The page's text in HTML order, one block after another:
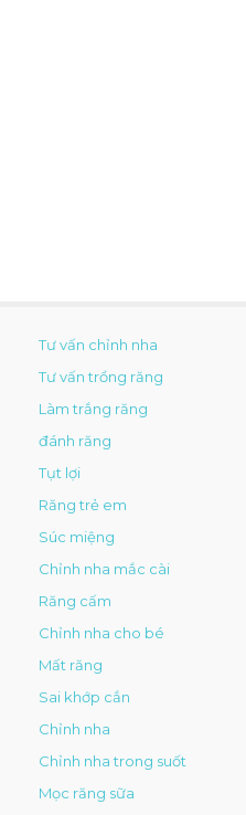
Tư vấn chỉnh nha
Tư vấn trồng răng
Làm trắng răng
đánh răng
Tụt lợi
Răng trẻ em
Súc miệng
Chỉnh nha mắc cài
Răng cấm
Chỉnh nha cho bé
Mất răng
Sai khớp cắn
Chỉnh nha
Chỉnh nha trong suốt
Mọc răng sữa